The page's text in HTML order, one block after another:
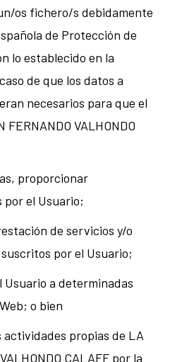
os fichero/s debidamente
de Protección de
lo establecido en la
de que los datos a
necesarios para que el
VALHONDO
proporcionar
el Usuario;
de servicios y/o
por el Usuario;
a determinadas
o bien
propias de LA
CALAFF por la